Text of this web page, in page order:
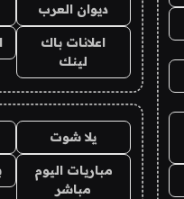
ديوان العرب
اعلانات باك
لينك
يلا شوت
مباريات اليوم
مباشر